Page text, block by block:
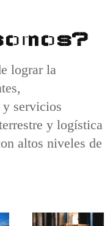
lograr la
y servicios
y logística
altos niveles de